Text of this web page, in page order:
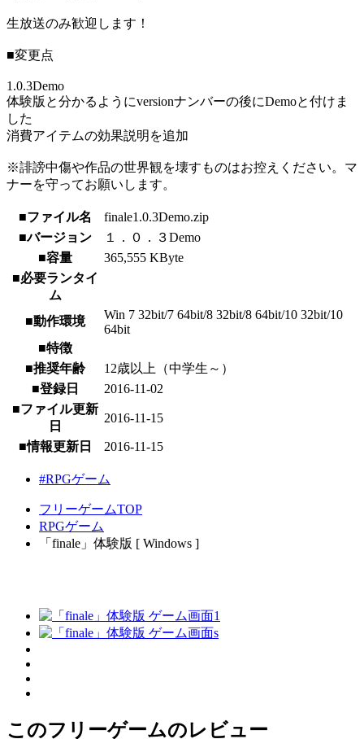
生放送のみ歓迎します！
■変更点
1.0.3Demo
体験版と分かるようにversionナンバーの後にDemoと付けま
した
消費アイテムの効果説明を追加
※誹謗中傷や作品の世界観を壊すものはお控えください。マ
ナーを守ってお願いします。
■ファイル名
finale1.0.3Demo.zip
■バージョン
１．０．３Demo
■容量
365,555 KByte
■必要ランタイ
ム
■動作環境
Win 7 32bit/7 64bit/8 32bit/8 64bit/10 32bit/10
64bit
■特徴
■推奨年齢
12歳以上（中学生～）
■登録日
2016-11-02
■ファイル更新
日
2016-11-15
■情報更新日 2016-11-15
#RPGゲーム
フリーゲームTOP
RPGゲーム
「finale」体験版 [ Windows ]
このフリーゲームのレビュー